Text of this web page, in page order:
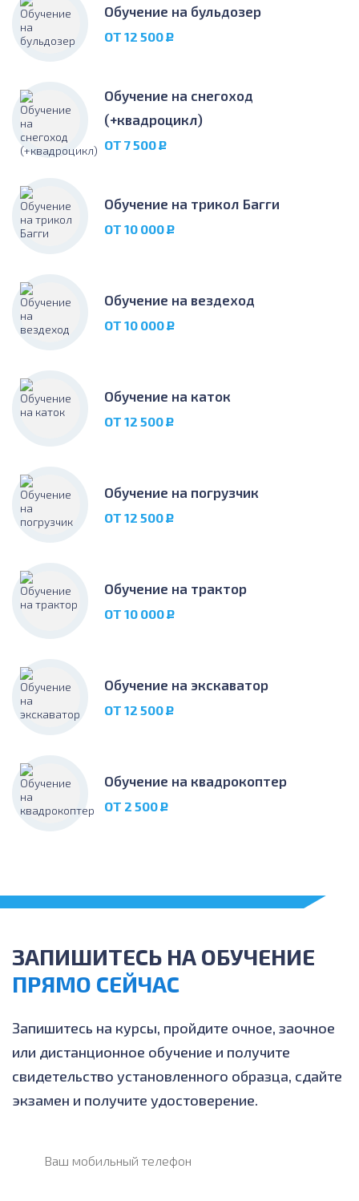
Обучение на бульдозер
ОТ 12 500Р
Обучение на снегоход
(+квадроцикл)
ОТ 7 500Р
Обучение на трикол Багги
ОТ 10 000Р
Обучение на вездеход
ОТ 10 000Р
Обучение на каток
ОТ 12 500Р
Обучение на погрузчик
ОТ 12 500Р
Обучение на трактор
ОТ 10 000Р
Обучение на экскаватор
ОТ 12 500Р
Обучение на квадрокоптер
ОТ 2 500Р
ЗАПИШИТЕСЬ НА ОБУЧЕНИЕ
ПРЯМО СЕЙЧАС
Запишитесь на курсы, пройдите очное, заочное
или дистанционное обучение и получите
свидетельство установленного образца, сдайте
экзамен и получите удостоверение.